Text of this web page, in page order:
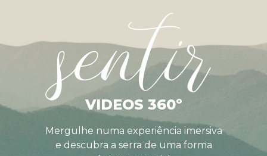
sentir
VIDEOS 360º
Mergulhe numa experiência imersiva
e descubra a serra de uma forma